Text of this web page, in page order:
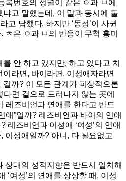
록번호의 성별이 같은 ㅇ과 ㅂ에
고 말했는데, 이 말과 동시에 둘
고 답했다. 하지만 ‘동성’이 사귄
ㅊ은 ㅇ과 ㅂ의 반응이 무척 흥미
안 하고 있지만, 하고 있다고 치
라면, 바이라면, 이성애자라면
걸까? 이 모든 관계가 피상적으론
면 겉으로 드러나지 않는 곳에
레즈비언과 연애를 한다고 반드
애”일까? 레즈비언과 바이의 연애
레즈비언과 이성애 ‘여성’의 연애
이성애일까? 아니, 다 필요없고
상대의 성적지향은 반드시 일치해
‘여성’의 연애를 상상할 때, 이성